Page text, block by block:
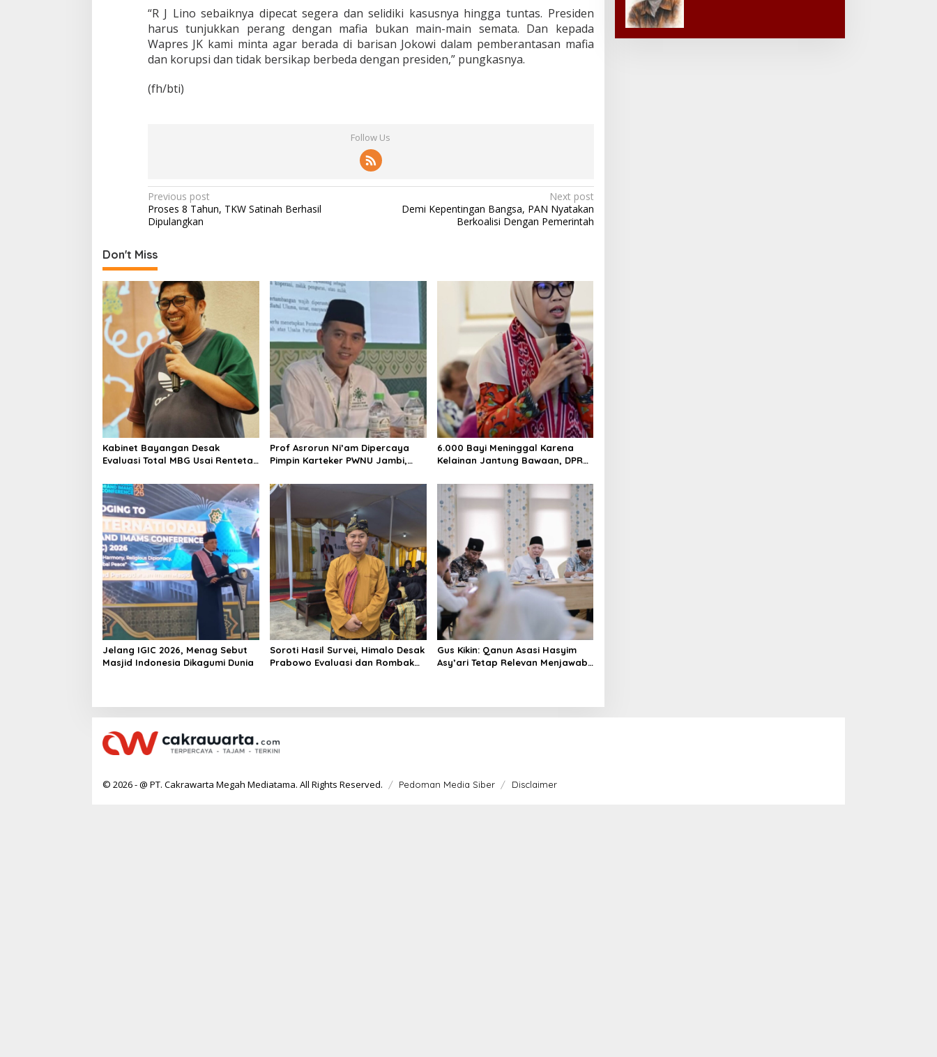
r
i
m
“R J Lino sebaiknya dipecat segera dan selidiki kasusnya hingga tuntas. Presiden
harus tunjukkan perang dengan mafia bukan main-main semata. Dan kepada
Wapres JK kami minta agar berada di barisan Jokowi dalam pemberantasan mafia
dan korupsi dan tidak bersikap berbeda dengan presiden,” pungkasnya.
(fh/bti)
Follow Us
P
o
t
n
a
v
i
g
a
t
i
o
n
Previous post
Proses 8 Tahun, TKW Satinah Berhasil
Dipulangkan
Next post
Demi Kepentingan Bangsa, PAN Nyatakan
Berkoalisi Dengan Pemerintah
Don't Miss
Kabinet Bayangan Desak
Evaluasi Total MBG Usai Rentetan
Prof Asrorun Ni’am Dipercaya
Pimpin Karteker PWNU Jambi,
Kepemimpinan NU
6.000 Bayi Meninggal Karena
Kelainan Jantung Bawaan, DPR
Jantung Anak
Jelang IGIC 2026, Menag Sebut
Masjid Indonesia Dikagumi Dunia
Soroti Hasil Survei, Himalo Desak
Prabowo Evaluasi dan Rombak
Gus Kikin: Qanun Asasi Hasyim
Asy’ari Tetap Relevan Menjawab
© 2026 - @ PT. Cakrawarta Megah Mediatama. All Rights Reserved. Pedoman Media Siber Disclaimer